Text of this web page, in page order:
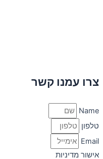
צרו עמנו קשר
Name
טלפון
Email
אישור מדיניות